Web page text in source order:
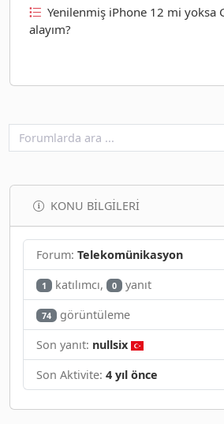
Yenilenmiş iPhone 12 mi yoksa
alayım?
KONU BILGILERI
Forum: Telekomünikasyon
1 katılımcı, 0 yanıt
74
görüntüleme
Son yanıt: nullsix
Son Aktivite: 4 yıl önce